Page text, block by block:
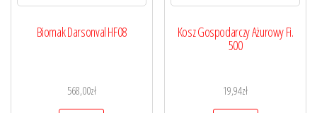
Biomak Darsonval HF08
568,00zł
Kosz Gospodarczy Ażurowy Fi.
500
19,94zł